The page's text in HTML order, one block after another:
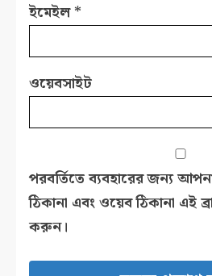
ইমেইল*
ওয়েবসাইট
পরবর্তিতে ব্যবহারের জন্য
ঠিকানা এবং ওয়েব ঠিকানা এই
করুন।